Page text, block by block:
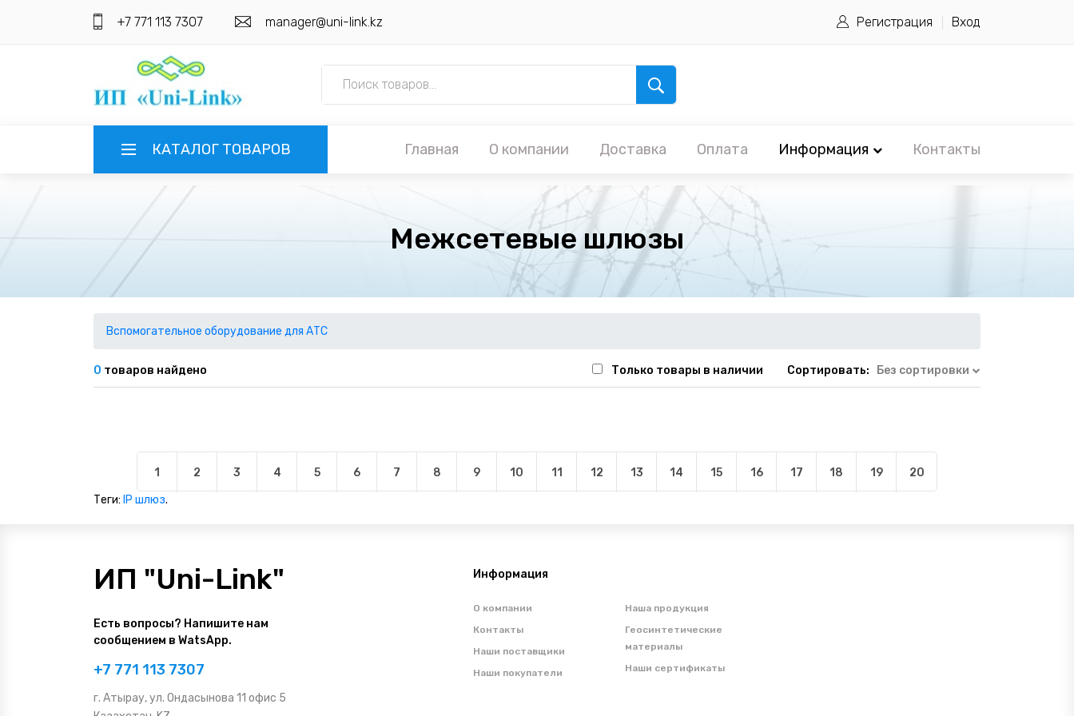
+7 771 113 7307 manager@uni-link.kz Регистрация Вход
КАТАЛОГ ТОВАРОВ Главная О компании Доставка Оплата Информация Контакты
О КОМПАНИИ
ИНФОРМАЦИЯ
НАШИ ПОСТАВЩИКИ
НАШИ ПОКУПАТЕЛИ
ГЕОСИНТЕТИЧЕСКИЕ МАТЕРИАЛЫ
НАШИ СЕРТИФИКАТЫ
КОНТАКТЫ
+7 771 113 7307
Межсетевые шлюзы
Вспомогательное оборудование для АТС
0 товаров найдено Сортировать: Без сортировки
Только товары в наличии
1 2 3 4 5 6 7 8 9 10 11 12 13 14 15 16 17 18 19 20
Теги: IP шлюз.
ИП "Uni-Link"
Есть вопросы? Напишите нам
сообщением в WatsApp.
+7 771 113 7307
г. Атырау, ул. Ондасынова 11 офис 5
Информация
О компании
Контакты
Наши поставщики
Наши покупатели
Наша продукция
Геосинтетические
материалы
Наши сертификаты